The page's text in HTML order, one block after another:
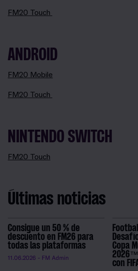
FM20 Touch
ANDROID
FM20 Mobile
FM20 Touch
NINTENDO SWITCH
FM20 Touch
Últimas noticias
Consigue un 50 % de
descuento en FM26 para
todas las plataformas
11.06.2026 - FM Admin
Copa
2026™
con